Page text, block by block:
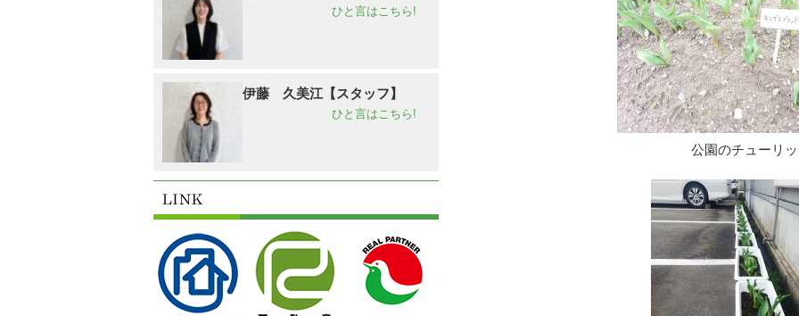
公園のチューリ
ひと言はこちら!
伊藤 久美江【スタッフ】
ひと言はこちら!